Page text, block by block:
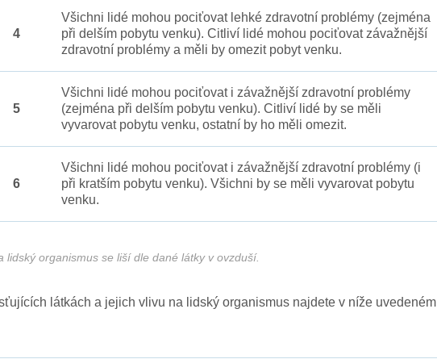
4
Všichni lidé mohou pociťovat lehké zdravotní problémy (zejména
při delším pobytu venku). Citliví lidé mohou pociťovat závažnější
zdravotní problémy a měli by omezit pobyt venku.
5
Všichni lidé mohou pociťovat i závažnější zdravotní problémy
(zejména při delším pobytu venku). Citliví lidé by se měli
vyvarovat pobytu venku, ostatní by ho měli omezit.
6
Všichni lidé mohou pociťovat i závažnější zdravotní problémy (i
při kratším pobytu venku). Všichni by se měli vyvarovat pobytu
venku.
lidský organismus se liší dle dané látky v ovzduší.
látkách a jejich vlivu na lidský organismus najdete v níže uvedeném